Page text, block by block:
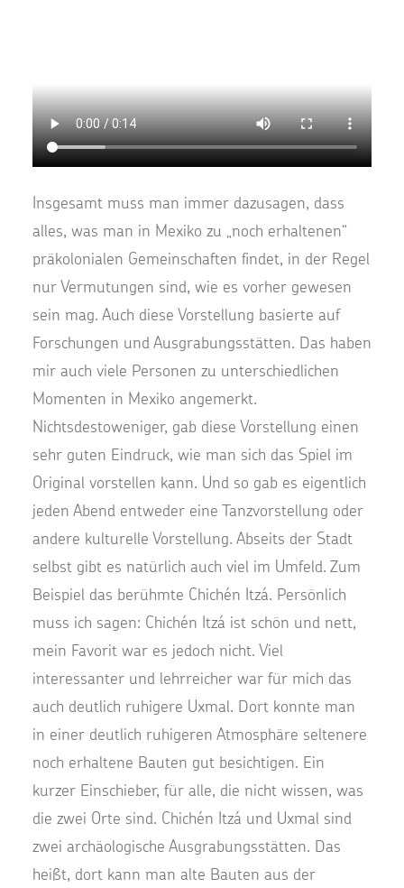
Insgesamt muss man immer dazusagen, dass
alles, was man in Mexiko zu „noch erhaltenen“
präkolonialen Gemeinschaften findet, in der Regel
nur Vermutungen sind, wie es vorher gewesen
sein mag. Auch diese Vorstellung basierte auf
Forschungen und Ausgrabungsstätten. Das haben
mir auch viele Personen zu unterschiedlichen
Momenten in Mexiko angemerkt.
Nichtsdestoweniger, gab diese Vorstellung einen
sehr guten Eindruck, wie man sich das Spiel im
Original vorstellen kann. Und so gab es eigentlich
jeden Abend entweder eine Tanzvorstellung oder
andere kulturelle Vorstellung. Abseits der Stadt
selbst gibt es natürlich auch viel im Umfeld. Zum
Beispiel das berühmte Chichén Itzá. Persönlich
muss ich sagen: Chichén Itzá ist schön und nett,
mein Favorit war es jedoch nicht. Viel
interessanter und lehrreicher war für mich das
auch deutlich ruhigere Uxmal. Dort konnte man
in einer deutlich ruhigeren Atmosphäre seltenere
noch erhaltene Bauten gut besichtigen. Ein
kurzer Einschieber, für alle, die nicht wissen, was
die zwei Orte sind. Chichén Itzá und Uxmal sind
zwei archäologische Ausgrabungsstätten. Das
heißt, dort kann man alte Bauten aus der